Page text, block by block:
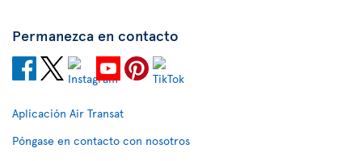
Permanezca en contacto
Aplicación Air Transat
Póngase en contacto con nosotros